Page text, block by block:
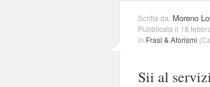
Scritta da: Moreno
Pubblicata il 18
in Frasi & Aforismi (
Sii al